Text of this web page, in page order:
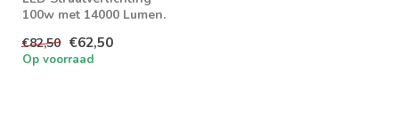
100w met 14000 Lumen.
parkeerplaatsen of gev...
€82,50 €62,50
Op voorraad